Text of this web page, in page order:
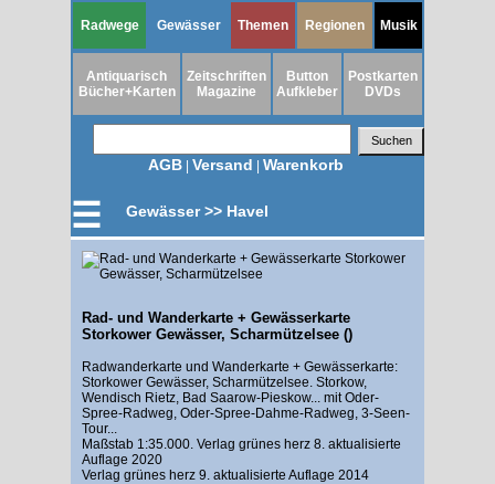
Radwege Gewässer Themen Regionen Musik
Antiquarisch
Bücher+Karten
Zeitschriften
Magazine
Button
Aufkleber
Postkarten
DVDs
AGB | Versand | Warenkorb
☰ Gewässer >> Havel
Rad- und Wanderkarte + Gewässerkarte
Storkower Gewässer, Scharmützelsee ()
Radwanderkarte und Wanderkarte + Gewässerkarte:
Storkower Gewässer, Scharmützelsee. Storkow,
Wendisch Rietz, Bad Saarow-Pieskow... mit Oder-
Spree-Radweg, Oder-Spree-Dahme-Radweg, 3-Seen-
Tour...
Maßstab 1:35.000. Verlag grünes herz 8. aktualisierte
Auflage 2020
Verlag grünes herz 9. aktualisierte Auflage 2014